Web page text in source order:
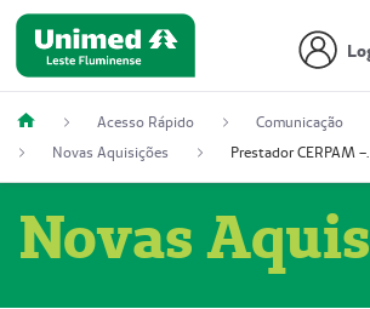
Acesso Rápido
Comunicação
Novas Aquisições
Prestador CERPAM
Novas